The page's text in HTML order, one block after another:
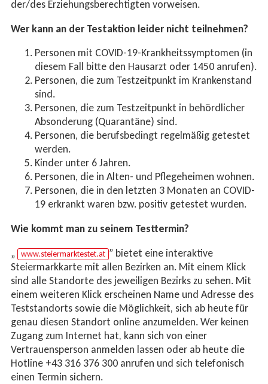
der/des Erziehungsberechtigten vorweisen.
Wer kann an der Testaktion leider nicht teilnehmen?
Personen mit COVID-19-Krankheitssymptomen (in
diesem Fall bitte den Hausarzt oder 1450 anrufen).
Personen, die zum Testzeitpunkt im Krankenstand
sind.
Personen, die zum Testzeitpunkt in behördlicher
Absonderung (Quarantäne) sind.
Personen, die berufsbedingt regelmäßig getestet
werden.
Kinder unter 6 Jahren.
Personen, die in Alten- und Pflegeheimen wohnen.
Personen, die in den letzten 3 Monaten an COVID-
19 erkrankt waren bzw. positiv getestet wurden.
Wie kommt man zu seinem Testtermin?
„ www.steiermarktestet.at ” bietet eine interaktive
Steiermarkkarte mit allen Bezirken an. Mit einem Klick
sind alle Standorte des jeweiligen Bezirks zu sehen. Mit
einem weiteren Klick erscheinen Name und Adresse des
Teststandorts sowie die Möglichkeit, sich ab heute für
genau diesen Standort online anzumelden. Wer keinen
Zugang zum Internet hat, kann sich von einer
Vertrauensperson anmelden lassen oder ab heute die
Hotline +43 316 376 300 anrufen und sich telefonisch
einen Termin sichern.